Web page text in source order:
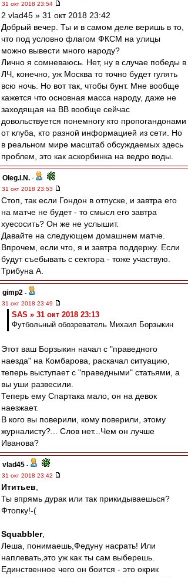
31 окт 2018 23:54
2 vlad45 » 31 окт 2018 23:42
Добрый вечер. Ты и в самом деле веришь в то,
что под условно флагом ФКСМ на улицы
можно вывести много народу?
Лично я сомневаюсь. Нет, ну в случае победы в
ЛЧ, конечно, уж Москва то точно будет гулять
всю ночь. Но вот так, чтобы бунт. Мне вообще
кажется что основная масса народу, даже не
заходящая на ВВ вообще сейчас
довольствуется понемногу кто пропогандонами
от клуба, кто разной информацией из сети. Но
в реальном мире масштаб обсуждаемых здесь
проблем, это как аскорбинка на ведро воды.
Oleg.I.N. -
31 окт 2018 23:53
Стоп, так если Гондон в отпуске, и завтра его
на матче не будет - то смысл его завтра
хуесосить? Он же не услышит.
Давайте на следующем домашнем матче.
Впрочем, если что, я и завтра поддержу. Если
будут съебывать с сектора - тоже участвую.
Трибуна А.
gimp2 -
31 окт 2018 23:49
SAS » 31 окт 2018 23:13
Футбольный обозреватель Михаил Борзыкин
Этот ваш Борзыкин начал с "праведного
наезда" на Комбарова, раскачал ситуацию,
теперь выступает с "праведными" статьями, а
вы уши развесили.
Теперь ему Спартака мало, он на девок
наезжает.
В кого вы поверили, кому поверили, этому
журналисту?... Слов нет...Чем он лучше
Иванова?
vlad45 -
31 окт 2018 23:42
Ититьев
Ты впрямь дурак или так прикидываешься?
Фтопку!-(
Squabbler,
Леша, понимаешь,Федуну насрать! Или
наплевать,это уж как ты сам выберешь.
Единственное чего он боится - это окрик